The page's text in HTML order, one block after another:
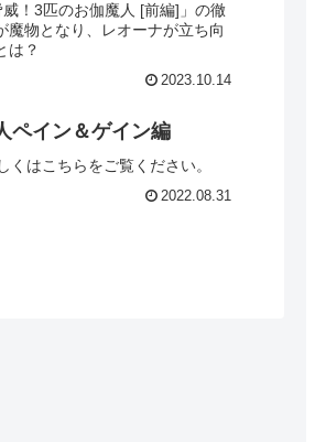
！3匹のお伽魔人 [前編]」の徹
物となり、レオーナが立ち向
は？
2023.10.14
ペイン＆ゲイン編
はこちらをご覧ください。
2022.08.31